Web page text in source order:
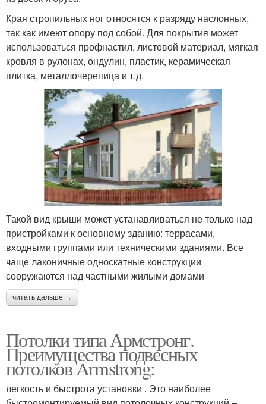
Края стропильных ног относятся к разряду наслонных,
так как имеют опору под собой. Для покрытия может
использоваться профнастил, листовой материал, мягкая
кровля в рулонах, ондулин, пластик, керамическая
плитка, металлочерепица и т.д.
Такой вид крыши может устанавливаться не только над
пристройками к основному зданию: террасами,
входными группами или техническими зданиями. Все
чаще лаконичные односкатные конструкции
сооружаются над частными жилыми домами
читать дальше →
Потолки типа Армстронг.
Преимущества подвесных
потолков Armstrong:
легкость и быстрота установки . Это наиболее